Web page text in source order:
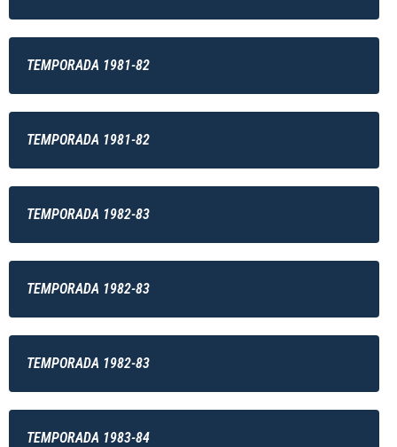
TEMPORADA 1981-82
TEMPORADA 1981-82
TEMPORADA 1982-83
TEMPORADA 1982-83
TEMPORADA 1982-83
TEMPORADA 1983-84